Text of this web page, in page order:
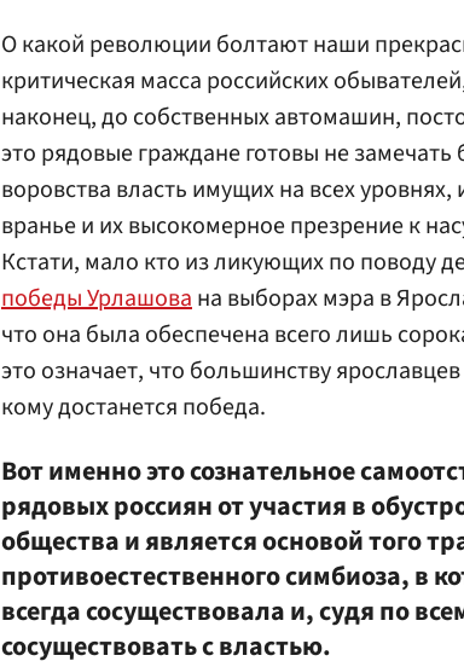
О какой революции болтают наши
критическая масса российских
наконец, до собственных автомашин,
это рядовые граждане готовы не
воровства власть имущих на всех
вранье и их высокомерное презрение к
Кстати, мало кто из ликующих по поводу
победы Урлашована выборах мэра в
что она была обеспечена всего лишь
это означает, что большинству
кому достанется победа.
Вот именно это сознательное
рядовых россиян от участия в
общества и является основой того
противоестественного симбиоза, в
всегда сосуществовала и, судя по
сосуществовать с властью.